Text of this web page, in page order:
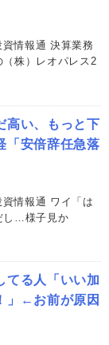
情報通 決算業務
株）レオパレス2
高い、もっと下
「安倍辞任急落
情報通 ワイ「は
し…様子見か
てる人「いい加
」←お前が原因